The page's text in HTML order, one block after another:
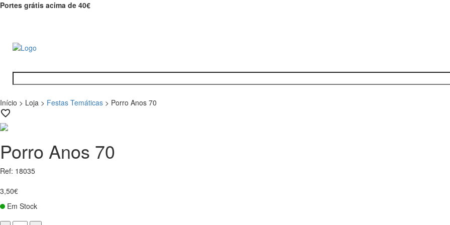
Portes grátis acima de 40€
Início > Loja > Festas Temáticas > Porro Anos 70
Porro Anos 70
Ref: 18035
3,50€
Em Stock